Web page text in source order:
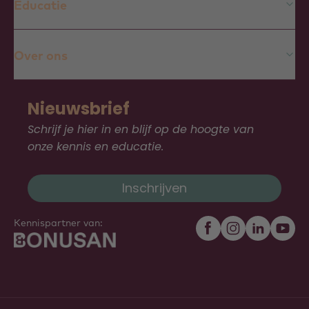
Educatie
Over ons
Nieuwsbrief
Schrijf je hier in en blijf op de hoogte van
onze kennis en educatie.
Inschrijven
Kennispartner van: